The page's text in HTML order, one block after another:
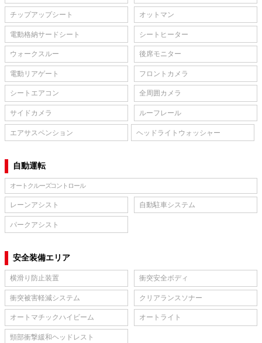
チップアップシート オットマン
電動格納サードシート シートヒーター
ウォークスルー 後席モニター
電動リアゲート フロントカメラ
シートエアコン 全周囲カメラ
サイドカメラ ルーフレール
エアサスペンション ヘッドライトウォッシャー
自動運転
オートクルーズコントロール
レーンアシスト 自動駐車システム
パークアシスト
安全装備エリア
横滑り防止装置 衝突安全ボディ
衝突被害軽減システム クリアランスソナー
オートマチックハイビーム オートライト
頸部衝撃緩和ヘッドレスト